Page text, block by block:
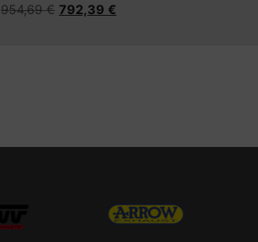
954,69€ 792,39 €